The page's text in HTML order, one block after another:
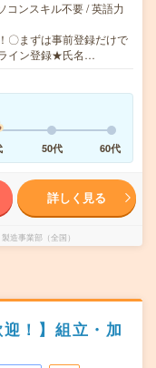
コンスキル不要 / 英語力
まずは事前登録だけで
イン登録★氏名…
50代 60代
詳しく見る
造事業部（全国）
！】組立・加